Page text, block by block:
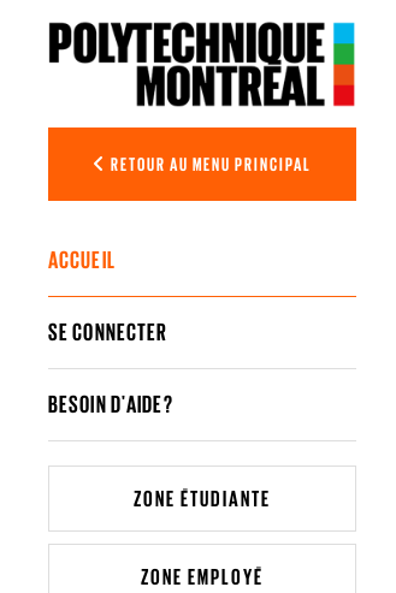
RETOUR AU MENU PRINCIPAL
ACCUEIL
SE CONNECTER
BESOIN D'AIDE?
ZONE ÉTUDIANTE
ZONE EMPLOYÉ